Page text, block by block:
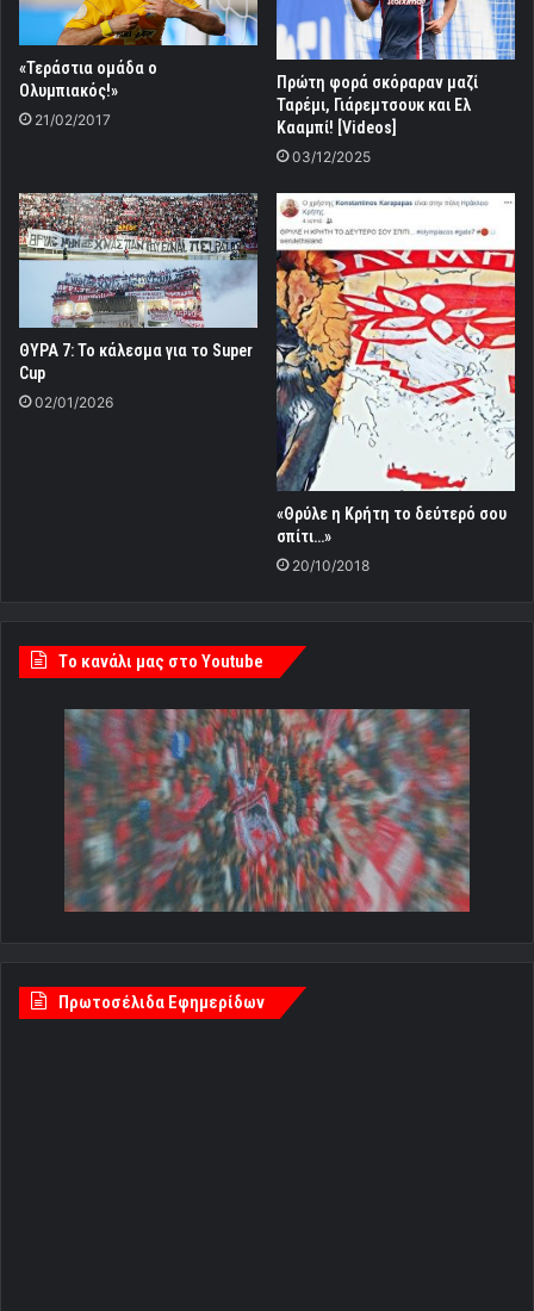
«Τεράστια ομάδα ο
Ολυμπιακός!»
21/02/2017
Πρώτη φορά σκόραραν μαζί
Ταρέμι, Γιάρεμτσουκ και Ελ
Κααμπί! [Videos]
03/12/2025
ΘΥΡΑ 7: Το κάλεσμα για το Super
Cup
02/01/2026
«Θρύλε η Κρήτη το δεύτερό σου
σπίτι…»
20/10/2018
Tο κανάλι μας στο Youtube
Πρωτοσέλιδα Εφημερίδων